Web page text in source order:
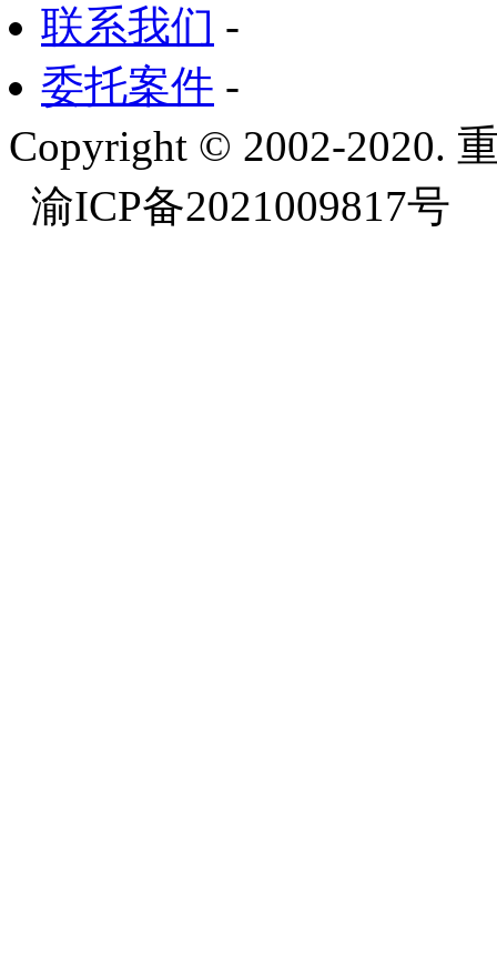
联系我们 -
委托案件 -
Copyright © 2002-2020.
渝ICP备2021009817号